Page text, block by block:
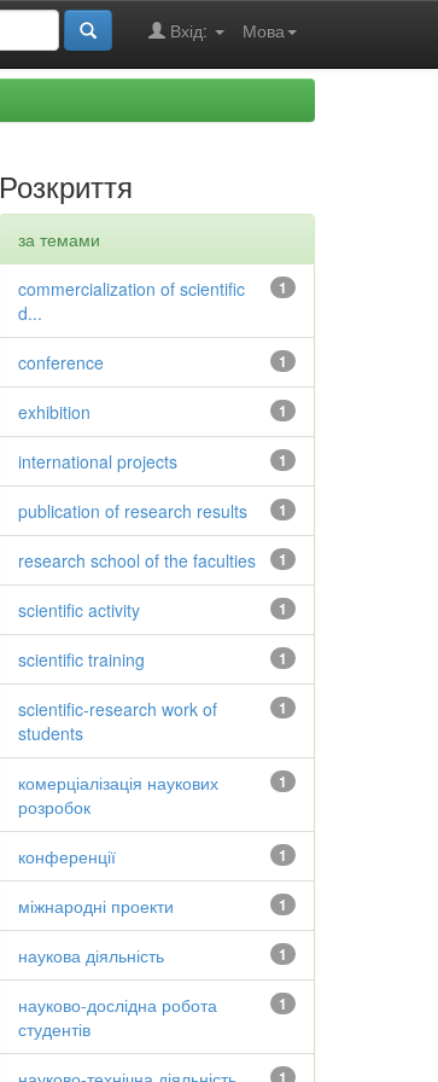
Мова
Вхід:
Розкриття
за темами
1
commercialization of scientific
d...
1
conference
1
exhibition
1
international projects
1
publication of research results
1
research school of the faculties
1
scientific activity
1
scientific training
1
scientific-research work of
students
1
комерціалізація наукових
розробок
1
конференції
1
міжнародні проекти
1
наукова діяльність
1
науково-дослідна робота
студентів
1